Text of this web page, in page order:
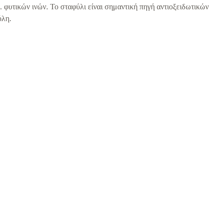
ινών. Το σταφύλι είναι σημαντική πηγή αντιοξειδωτικών